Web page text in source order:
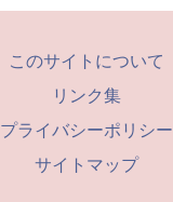
このサイトについて
リンク集
プライバシーポリシー
サイトマップ